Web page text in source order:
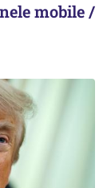
mobile /